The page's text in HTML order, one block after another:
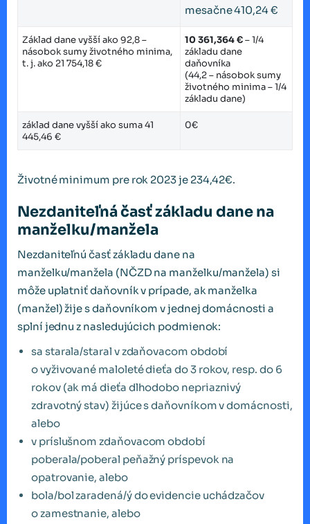
mesačne 410,24 €
Základ dane vyšší ako 92,8 –
násobok sumy životného minima,
t. j. ako 21 754,18 €
10 361,364 €– 1/4
základu dane
daňovníka
(44,2 – násobok sumy
životného minima – 1/4
základu dane)
základ dane vyšší ako suma 41
445,46 €
0€
Životné minimum pre rok 2023 je 234,42€.
Nezdaniteľná časť základu dane na
manželku/manžela
Nezdaniteľnú časť základu dane na
manželku/manžela (NČZD na manželku/manžela) si
môže uplatniť daňovník v prípade, ak manželka
(manžel) žije s daňovníkom v jednej domácnosti a
splní jednu z nasledujúcich podmienok:
sa starala/staral v zdaňovacom období
o vyživované maloleté dieťa do 3 rokov, resp. do 6
rokov (ak má dieťa dlhodobo nepriaznivý
zdravotný stav) žijúce s daňovníkom v domácnosti,
alebo
v príslušnom zdaňovacom období
poberala/poberal peňažný príspevok na
opatrovanie, alebo
bola/bol zaradená/ý do evidencie uchádzačov
o zamestnanie, alebo